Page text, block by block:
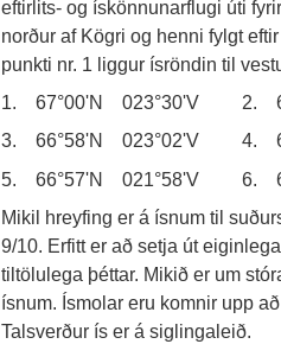
eftirlits- og ískönnunarflugi úti
norður af Kögri og henni fylgt
punkti nr. 1 liggur ísröndin til
1. 67°00'N 023°30'V 2.
3. 66°58'N 023°02'V 4.
5. 66°57'N 021°58'V 6.
Mikil hreyfing er á ísnum til
9/10. Erfitt er að setja út
tiltölulega þéttar. Mikið er um
ísnum. Ísmolar eru komnir upp
Talsverður ís er á siglingaleið.